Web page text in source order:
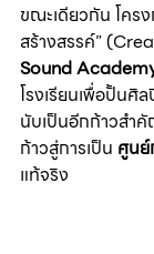
ขณะเดียวกัน โคร
สร้างสรรค์”
Sound
โรงเรียนเพื่อปั้นศิ
นับเป็นอีกก้าวสำ
ก้าวสู่การเป็น ศูนย์
แท้จริง